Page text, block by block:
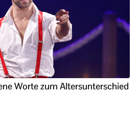
Worte zum Altersunterschied